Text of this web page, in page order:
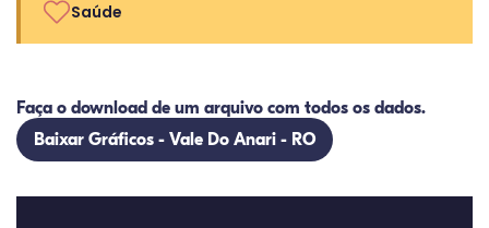
Saúde
Faça o download de um arquivo com todos os dados.
Baixar Gráficos - Vale Do Anari - RO